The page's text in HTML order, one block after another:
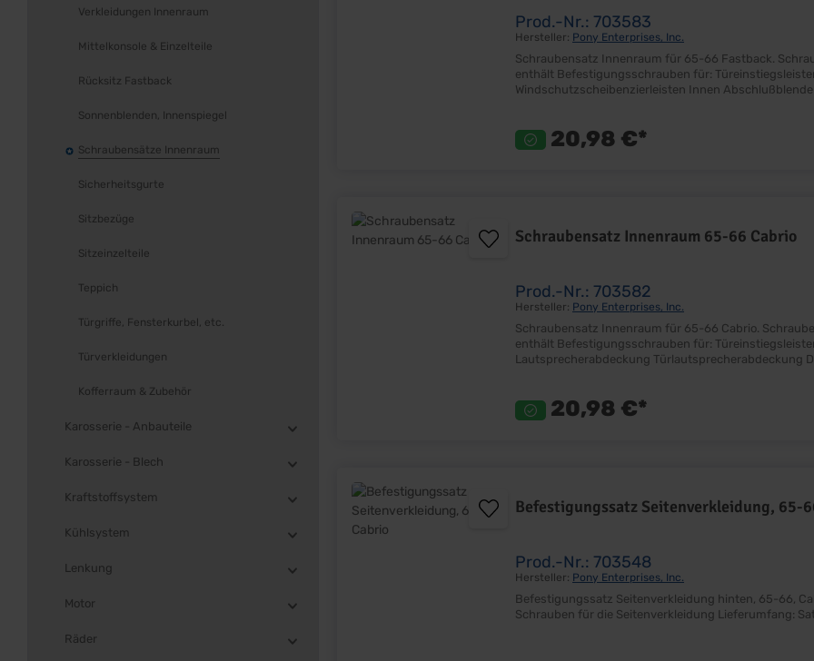
Verkleidungen Innenraum
Mittelkonsole & Einzelteile
Rücksitz Fastback
Sonnenblenden, Innenspiegel
Schraubensätze Innenraum
Sicherheitsgurte
Sitzbezüge
Sitzeinzelteile
Teppich
Türgriffe, Fensterkurbel, etc.
Türverkleidungen
Kofferraum & Zubehör
Karosserie - Anbauteile
Karosserie - Blech
Kraftstoffsystem
Kühlsystem
Lenkung
Motor
Räder
Prod.-Nr.: 703583
Hersteller: Pony Enterprises, Inc.
Schraubensatz Innenraum für 65-66 Fastback. Schrauben in Original Größe und Optik für ein Perfektes Finish Satz
enthält Befestigungsschrauben für: Türeinstiegsleisten Fußraumverkleidung Kleiderhaken
Windschutzscheibenzierleisten Innen Abschlußblende Dachhimmel Dachhimmel Die Schrauben sind an mehreren
20,98 €*
Schraubensatz Innenraum 65-66 Cabrio
Prod.-Nr.: 703582
Hersteller: Pony Enterprises, Inc.
Schraubensatz Innenraum für 65-66 Cabrio. Schrauben in Original Größe und Optik für ein Perfektes Finish Satz
enthält Befestigungsschrauben für: Türeinstiegsleisten Fußraumverkleidung Windschutzscheibenzierleisten Innen
Lautsprecherabdeckung Türlautsprecherabdeckung Dichtung Stirnseite Tür Die Schrauben sind an mehreren Stellen
20,98 €*
Befestigungssatz Seitenverkleidung, 65-
Prod.-Nr.: 703548
Hersteller: Pony Enterprises, Inc.
Befestigungssatz Seitenverkleidung hinten, 65-66, Cabrio Ersetzt Originalteil Satz mit 4 Stück